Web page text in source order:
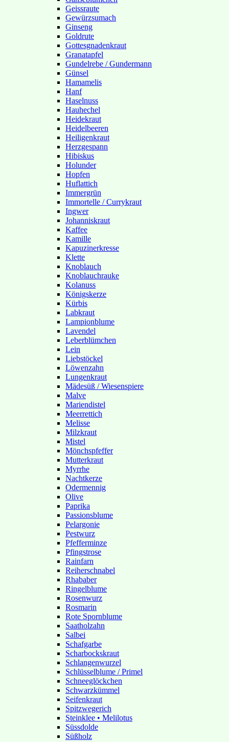
Geissraute
Gewürzsumach
Ginseng
Goldrute
Gottesgnadenkraut
Granatapfel
Gundelrebe / Gundermann
Günsel
Hamamelis
Hanf
Haselnuss
Hauhechel
Heidekraut
Heidelbeeren
Heiligenkraut
Herzgespann
Hibiskus
Holunder
Hopfen
Huflattich
Immergrün
Immortelle / Currykraut
Ingwer
Johanniskraut
Kaffee
Kamille
Kapuzinerkresse
Klette
Knoblauch
Knoblauchrauke
Kolanuss
Königskerze
Kürbis
Labkraut
Lampionblume
Lavendel
Leberblümchen
Lein
Liebstöckel
Löwenzahn
Lungenkraut
Mädesüß / Wiesenspiere
Malve
Mariendistel
Meerrettich
Melisse
Milzkraut
Mistel
Mönchspfeffer
Mutterkraut
Myrrhe
Nachtkerze
Odermennig
Olive
Paprika
Passionsblume
Pelargonie
Pestwurz
Pfefferminze
Pfingstrose
Rainfarn
Reiherschnabel
Rhababer
Ringelblume
Rosenwurz
Rosmarin
Rote Spornblume
Saatholzahn
Salbei
Schafgarbe
Scharbockskraut
Schlangenwurzel
Schlüsselblume / Primel
Schneeglöckchen
Schwarzkümmel
Seifenkraut
Spitzwegerich
Steinklee • Melilotus
Süssdolde
Süßholz